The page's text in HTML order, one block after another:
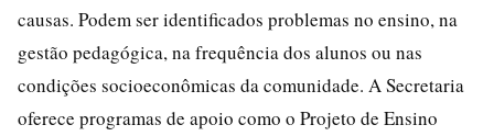
causas. Podem ser identificados problemas no ensino, na
gestão pedagógica, na frequência dos alunos ou nas
condições socioeconômicas da comunidade. A Secretaria
oferece programas de apoio como o Projeto de Ensino